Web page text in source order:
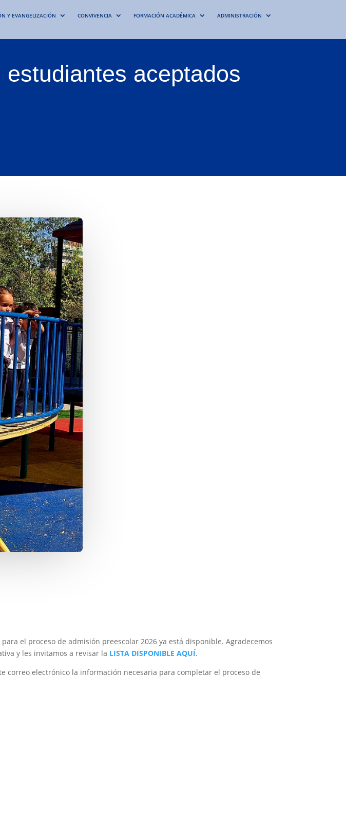
Y EVANGELIZACIÓN CONVIVENCIA FORMACIÓN ACADÉMICA ADMINISTRACIÓN
estudiantes aceptados
el proceso de admisión preescolar 2026 ya está disponible. Agradecemos
y les invitamos a revisar la LISTA DISPONIBLE AQUÍ.
correo electrónico la información necesaria para completar el proceso de